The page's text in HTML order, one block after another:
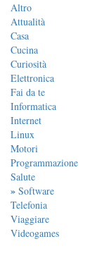
Altro
Attualità
Casa
Cucina
Curiosità
Elettronica
Fai da te
Informatica
Internet
Linux
Motori
Programmazione
Salute
» Software
Telefonia
Viaggiare
Videogames